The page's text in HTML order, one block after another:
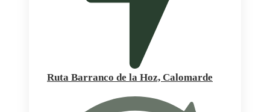
Ruta Barranco de la Hoz, Calomarde